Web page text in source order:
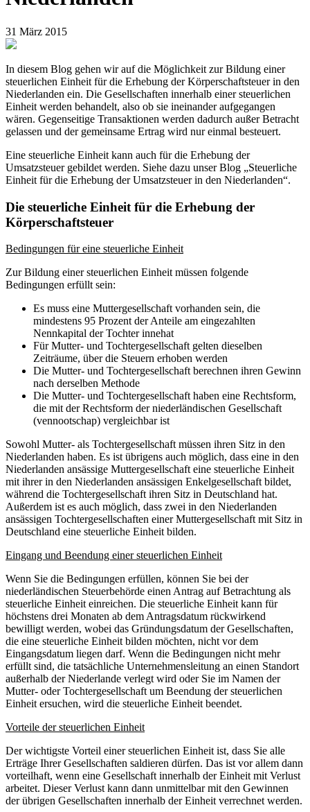
31 März 2015
In diesem Blog gehen wir auf die Möglichkeit zur Bildung einer
steuerlichen Einheit für die Erhebung der Körperschaftsteuer in den
Niederlanden ein. Die Gesellschaften innerhalb einer steuerlichen
Einheit werden behandelt, also ob sie ineinander aufgegangen
wären. Gegenseitige Transaktionen werden dadurch außer Betracht
gelassen und der gemeinsame Ertrag wird nur einmal besteuert.
Eine steuerliche Einheit kann auch für die Erhebung der
Umsatzsteuer gebildet werden. Siehe dazu unser Blog „Steuerliche
Einheit für die Erhebung der Umsatzsteuer in den Niederlanden“.
Die steuerliche Einheit für die Erhebung der
Körperschaftsteuer
Bedingungen für eine steuerliche Einheit
Zur Bildung einer steuerlichen Einheit müssen folgende
Bedingungen erfüllt sein:
Es muss eine Muttergesellschaft vorhanden sein, die
mindestens 95 Prozent der Anteile am eingezahlten
Nennkapital der Tochter innehat
Für Mutter- und Tochtergesellschaft gelten dieselben
Zeiträume, über die Steuern erhoben werden
Die Mutter- und Tochtergesellschaft berechnen ihren Gewinn
nach derselben Methode
Die Mutter- und Tochtergesellschaft haben eine Rechtsform,
die mit der Rechtsform der niederländischen Gesellschaft
(vennootschap) vergleichbar ist
Sowohl Mutter- als Tochtergesellschaft müssen ihren Sitz in den
Niederlanden haben. Es ist übrigens auch möglich, dass eine in den
Niederlanden ansässige Muttergesellschaft eine steuerliche Einheit
mit ihrer in den Niederlanden ansässigen Enkelgesellschaft bildet,
während die Tochtergesellschaft ihren Sitz in Deutschland hat.
Außerdem ist es auch möglich, dass zwei in den Niederlanden
ansässigen Tochtergesellschaften einer Muttergesellschaft mit Sitz in
Deutschland eine steuerliche Einheit bilden.
Eingang und Beendung einer steuerlichen Einheit
Wenn Sie die Bedingungen erfüllen, können Sie bei der
niederländischen Steuerbehörde einen Antrag auf Betrachtung als
steuerliche Einheit einreichen. Die steuerliche Einheit kann für
höchstens drei Monaten ab dem Antragsdatum rückwirkend
bewilligt werden, wobei das Gründungsdatum der Gesellschaften,
die eine steuerliche Einheit bilden möchten, nicht vor dem
Eingangsdatum liegen darf. Wenn die Bedingungen nicht mehr
erfüllt sind, die tatsächliche Unternehmensleitung an einen Standort
außerhalb der Niederlande verlegt wird oder Sie im Namen der
Mutter- oder Tochtergesellschaft um Beendung der steuerlichen
Einheit ersuchen, wird die steuerliche Einheit beendet.
Vorteile der steuerlichen Einheit
Der wichtigste Vorteil einer steuerlichen Einheit ist, dass Sie alle
Erträge Ihrer Gesellschaften saldieren dürfen. Das ist vor allem dann
vorteilhaft, wenn eine Gesellschaft innerhalb der Einheit mit Verlust
arbeitet. Dieser Verlust kann dann unmittelbar mit den Gewinnen
der übrigen Gesellschaften innerhalb der Einheit verrechnet werden.